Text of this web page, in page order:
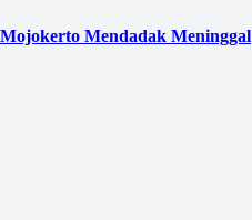
Mendadak Meninggal